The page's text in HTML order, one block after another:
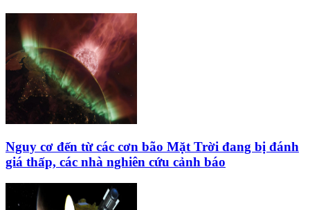
Nguy cơ đến từ các cơn bão Mặt Trời đang bị đánh
giá thấp, các nhà nghiên cứu cảnh báo